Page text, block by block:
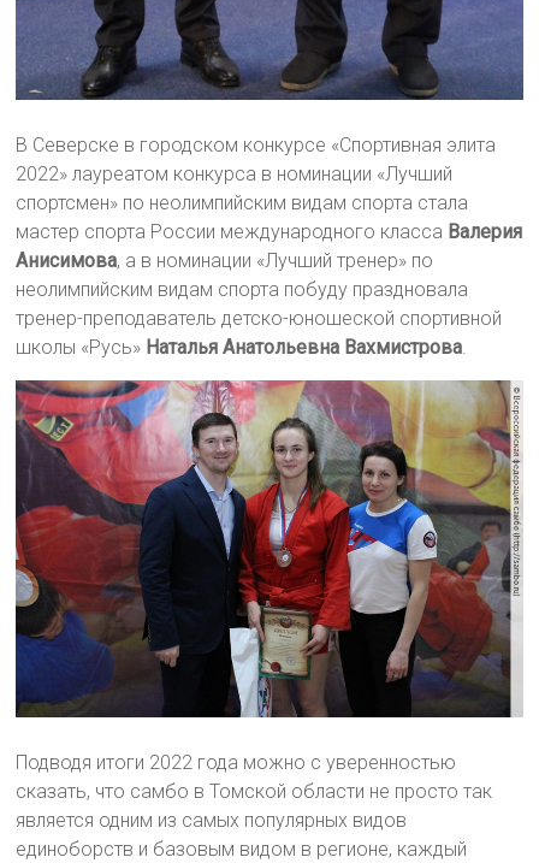
В Северске в городском конкурсе «Спортивная элита
2022» лауреатом конкурса в номинации «Лучший
спортсмен» по неолимпийским видам спорта стала
мастер спорта России международного класса Валерия
Анисимова, а в номинации «Лучший тренер» по
неолимпийским видам спорта побуду праздновала
тренер-преподаватель детско-юношеской спортивной
школы «Русь» Наталья Анатольевна Вахмистрова
Подводя итоги 2022 года можно с уверенностью
сказать, что самбо в Томской области не просто так
является одним из самых популярных видов
единоборств и базовым видом в регионе, каждый